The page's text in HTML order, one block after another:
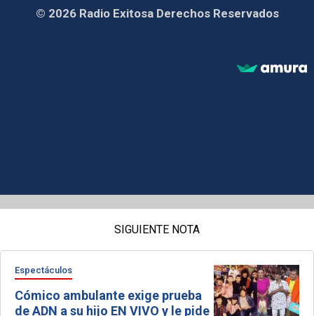
© 2026 Radio Exitosa Derechos Reservados
SIGUIENTE NOTA
Espectáculos
Cómico ambulante exige prueba
de ADN a su hijo EN VIVO y le pide